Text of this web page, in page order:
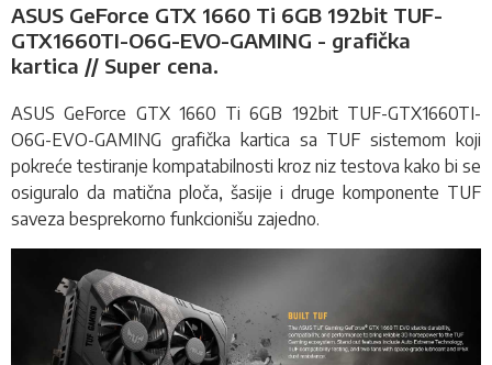
ASUS GeForce GTX 1660 Ti 6GB 192bit TUF-
GTX1660TI-O6G-EVO-GAMING - grafička
kartica // Super cena.
ASUS GeForce GTX 1660 Ti 6GB 192bit TUF-GTX1660TI-
O6G-EVO-GAMING grafička kartica sa TUF sistemom koji
pokreće testiranje kompatabilnosti kroz niz testova kako bi se
osiguralo da matična ploča, šasije i druge komponente TUF
saveza besprekorno funkcionišu zajedno.